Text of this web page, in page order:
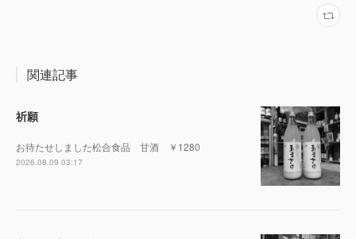
関連記事
祈願
お待たせしました松合食品 甘酒 ￥1280
2026.08.09 03:17